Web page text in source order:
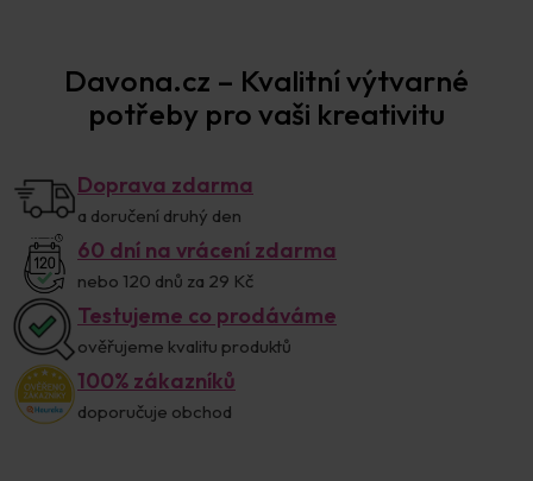
Davona.cz – Kvalitní výtvarné
potřeby pro vaši kreativitu
Doprava zdarma
a doručení druhý den
60 dní na vrácení zdarma
nebo 120 dnů za 29 Kč
Testujeme co prodáváme
ověřujeme kvalitu produktů
100% zákazníků
doporučuje obchod